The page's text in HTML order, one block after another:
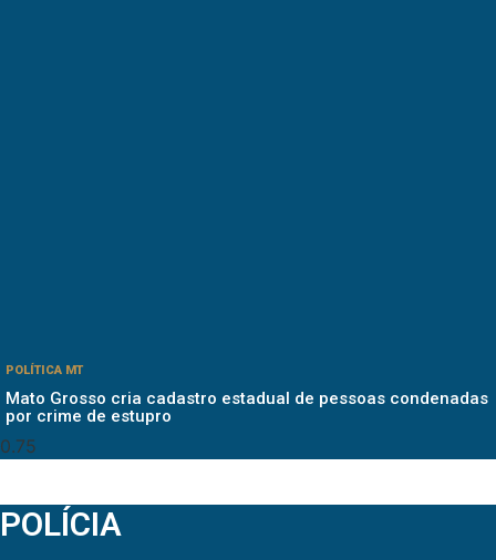
POLÍTICA MT
Mato Grosso cria cadastro estadual de pessoas condenadas
por crime de estupro
POLÍCIA